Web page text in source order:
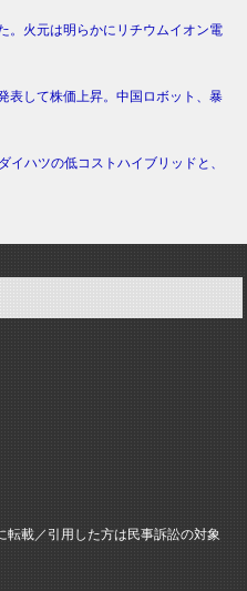
。火元は明らかにリチウムイオン電
表して株価上昇。中国ロボット、暴
イハツの低コストハイブリッドと、
転載／引用した方は民事訴訟の対象